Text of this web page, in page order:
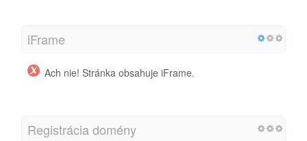
iFrame
Ach nie! Stránka obsahuje iFrame.
Registrácia domény